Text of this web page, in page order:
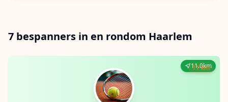
7 bespanners in en rondom Haarlem
11.0km
11 km